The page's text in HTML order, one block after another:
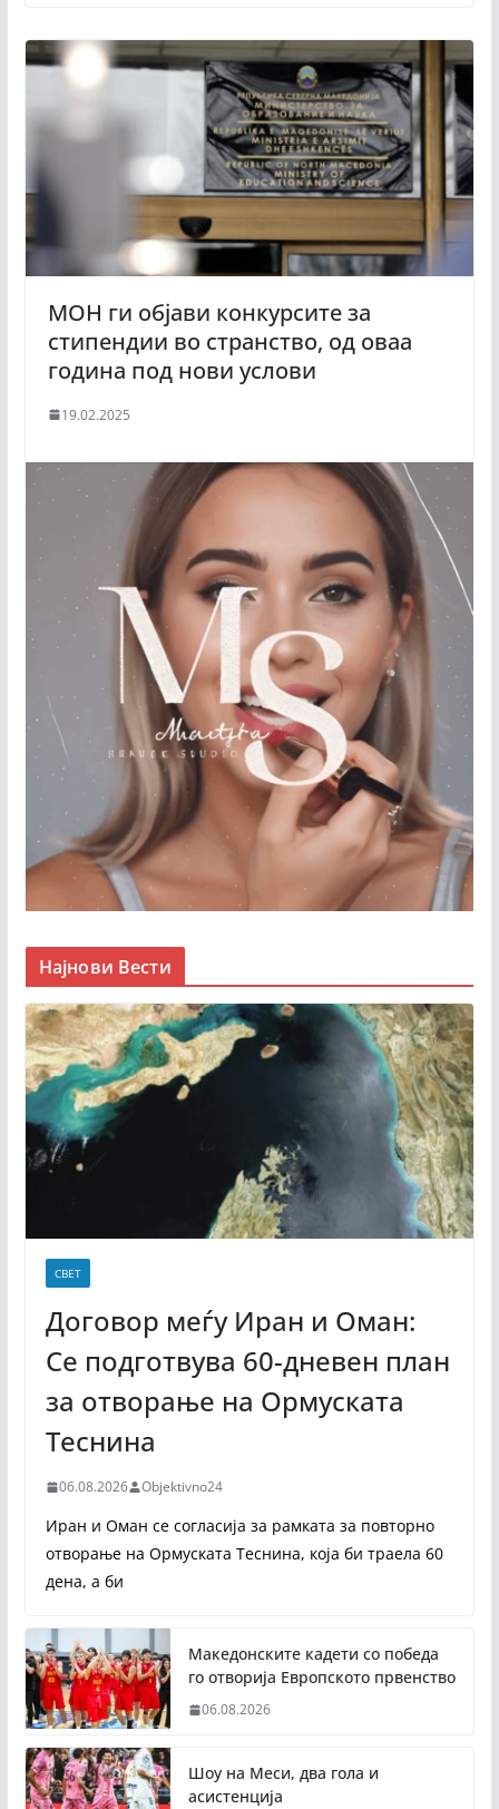
МОН ги објави конкурсите за
стипендии во странство, од оваа
година под нови услови
19.02.2025
Најнови Вести
СВЕТ
Договор меѓу Иран и Оман:
Се подготвува 60-дневен план
за отворање на Ормуската
Теснина
06.08.2026 Objektivno24
Иран и Оман се согласија за рамката за повторно
отворање на Ормуската Теснина, која би траела 60
дена, а би
Македонските кадети со победа
го отворија Европското првенство
06.08.2026
Шоу на Меси, два гола и
асистенција